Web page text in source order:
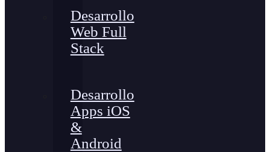
Desarrollo
Web Full
Stack
Desarrollo
Apps iOS
&
Android